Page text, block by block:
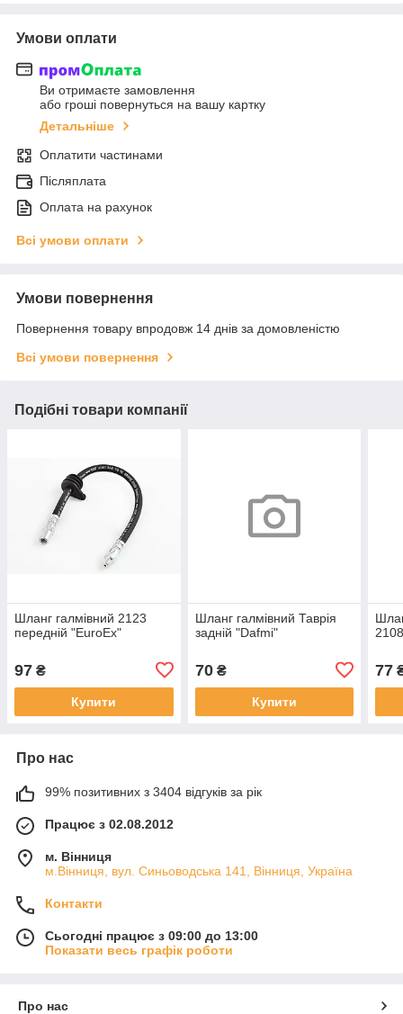
Умови оплати
Ви отримаєте замовлення
або гроші повернуться на вашу картку
Детальніше
Оплатити частинами
Післяплата
Оплата на рахунок
Всі умови оплати
Умови повернення
Повернення товару впродовж 14 днів за домовленістю
Всі умови повернення
Подібні товари компанії
Шланг галмівний 2123
передній "EuroEx"
97 ₴
Купити
Шланг галмівний Таврія
задній "Dafmi"
70₴
Купити
77
Про нас
99% позитивних з 3404 відгуків за рік
Працює з 02.08.2012
м. Вінниця
м.Вінниця, вул. Синьоводська 141, Вінниця, Україна
Контакти
Сьогодні працює з 09:00 до 13:00
Показати весь графік роботи
Про нас